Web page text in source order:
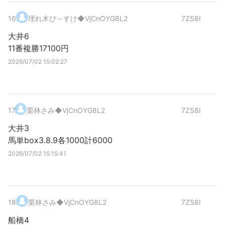
16. 埋れ木ぴ～すけ◆VjCnOYG8L2 7ZS8I
大井6
11番複勝17100円
2026/07/02 15:02:27
17. 栗林さみ◆VjCnOYG8L2 7ZS8I
大井3
馬単box3.8.9各1000計6000
2026/07/02 15:15:41
18. 栗林さみ◆VjCnOYG8L2 7ZS8I
船橋4